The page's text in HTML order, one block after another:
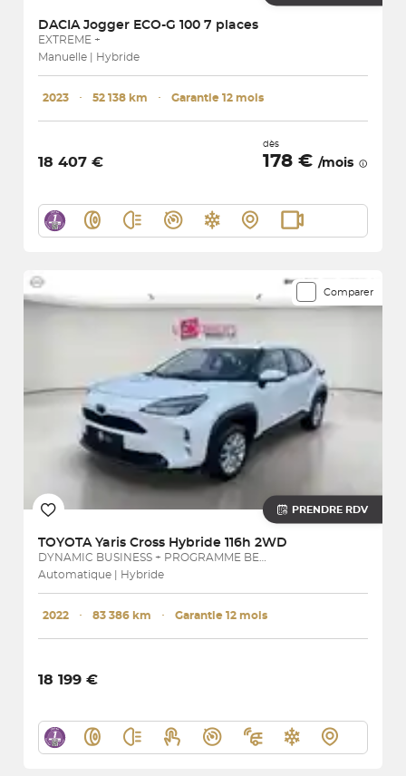
DACIA Jogger ECO-G 100 7 places
EXTREME +
Manuelle | Hybride
2023 ･ 52 138 km ･ Garantie 12 mois
18 407 €
dès
178 € /mois
Comparer
PRENDRE RDV
TOYOTA Yaris Cross Hybride 116h 2WD
Automatique | Hybride
2022 ･ 83 386 km ･ Garantie 12 mois
18 199 €